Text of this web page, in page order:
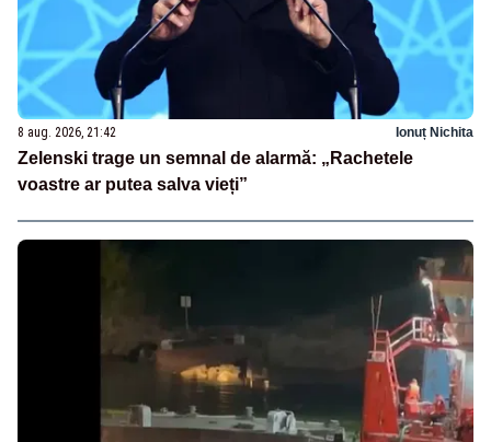
8 aug. 2026, 21:42 Ionuț Nichita
Zelenski trage un semnal de alarmă: „Rachetele
voastre ar putea salva vieți”